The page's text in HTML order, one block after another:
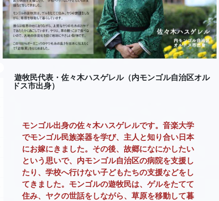
遊牧民代表・佐々木ハスゲレル（内モンゴル自治区オル
ドス市出身）
モンゴル出身の佐々木ハスゲレルです。音楽大学
でモンゴル民族楽器を学び、主人と知り合い日本
にお嫁にきました。その後、故郷になにかしたい
という思いで、内モンゴル自治区の病院を支援し
たり、学校へ行けない子どもたちの支援などをし
てきました。モンゴルの遊牧民は、ゲルをたてて
住み、ヤクの世話をしながら、草原を移動して暮